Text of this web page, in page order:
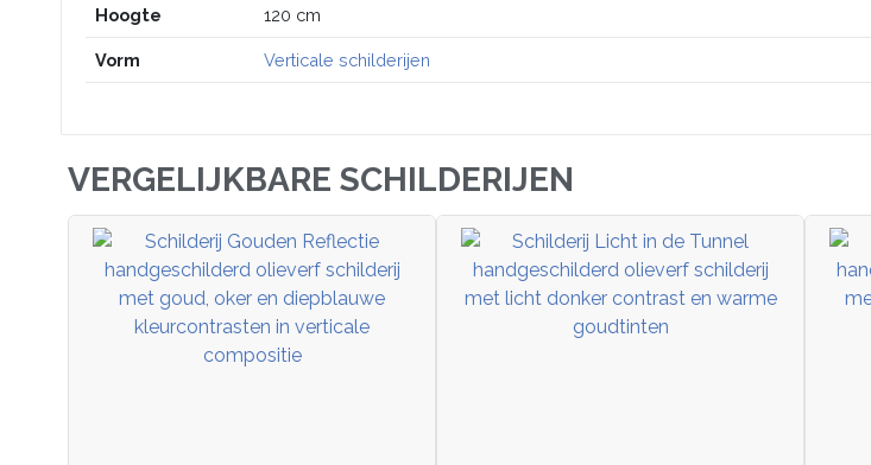
Hoogte 120 cm
Vorm Verticale schilderijen
VERGELIJKBARE SCHILDERIJEN